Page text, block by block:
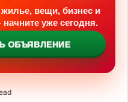
вещи, бизнес и
уже сегодня.
ОБЪЯВЛЕНИЕ